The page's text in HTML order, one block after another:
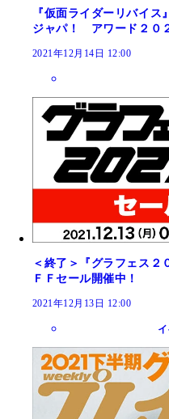
『仮面ライダーリバイ
ジャパ！ アワード２０
2021年12月14日 12:00
＜終了＞『グラフェス２
ＦＦセール開催中！
2021年12月13日 12:00